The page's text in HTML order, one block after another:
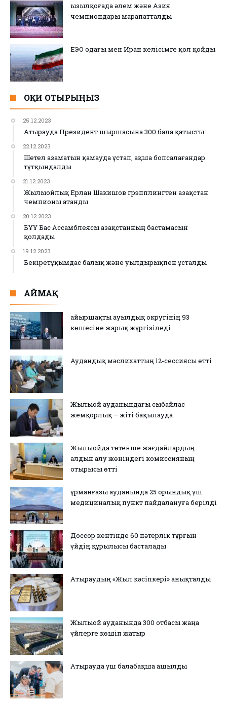
Қызылқоғада әлем және Азия
чемпиондары марапатталды
ЕЭО одағы мен Иран келісімге қол қойды
ОҚИ ОТЫРЫҢЫЗ
25.12.2023
Атырауда Президент шыршасына 300 бала қатысты
22.12.2023
Шетел азаматын қамауда ұстап, ақша бопсалағандар
тұтқындалды
21.12.2023
Жылыойлық Ерлан Шакишов грэпплингтен Қазақстан
чемпионы атанды
20.12.2023
БҰҰ Бас Ассамблеясы Қазақстанның бастамасын
қолдады
19.12.2023
Бекіретұқымдас балық және уылдырықпен ұсталды
АЙМАҚ
Қайыршақты ауылдық округінің 93
көшесіне жарық жүргізіледі
Аудандық мәслихаттың 12-сессиясы өтті
Жылыой ауданындағы сыбайлас
жемқорлық – жіті бақылауда
Жылыойда төтенше жағдайлардың
алдын алу жөніндегі комиссияның
отырысы өтті
Құрманғазы ауданында 25 орындық үш
медициналық пункт пайдалануға берілді
Доссор кентінде 60 пәтерлік тұрғын
үйдің құрылысы басталады
Атыраудың «Жыл кәсіпкері» анықталды
Жылыой ауданында 300 отбасы жаңа
үйлерге көшіп жатыр
Атырауда үш балабақша ашылды